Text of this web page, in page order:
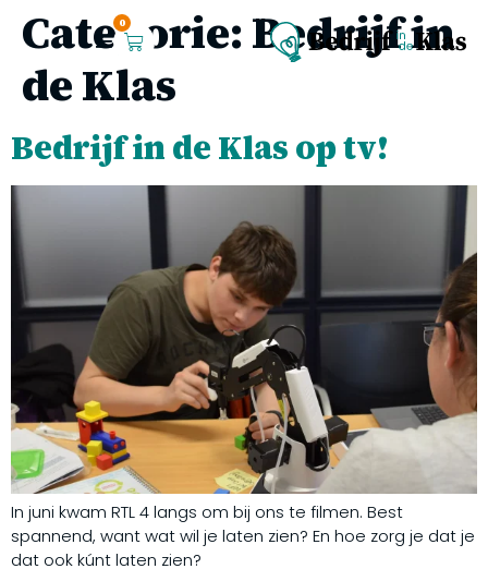
0
Categorie:Bedrijf in
de Klas
Bedrijf in de Klas op tv!
In juni kwam RTL 4 langs om bij ons te filmen. Best
spannend, want wat wil je laten zien? En hoe zorg je dat je
dat ook kúnt laten zien?